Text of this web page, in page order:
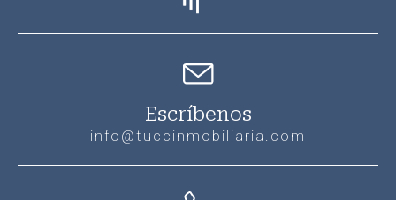
Escríbenos
info@tuccinmobiliaria.com